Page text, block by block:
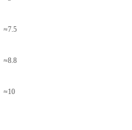
≈7.5
≈8.8
≈10